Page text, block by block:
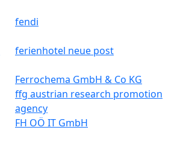
fendi
ferienhotel neue post
Ferrochema GmbH & Co KG
ffg austrian research promotion
agency
FH OÖ IT GmbH